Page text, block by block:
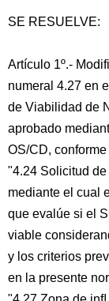
SE RESUELVE:
Artículo 1º.-
numeral 4.27 en
de Viabilidad de
aprobado
OS/CD,
"4.24 Solicitud
mediante el cual
que evalúe si el
viable
y los criterios
en la presente